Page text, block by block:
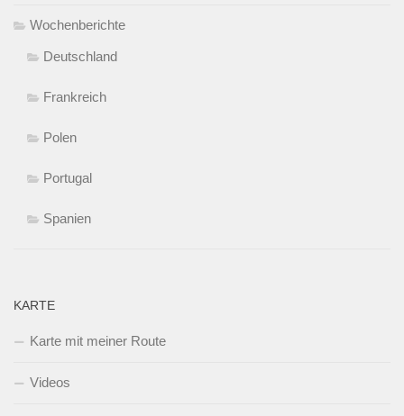
Wochenberichte
Deutschland
Frankreich
Polen
Portugal
Spanien
KARTE
Karte mit meiner Route
Videos